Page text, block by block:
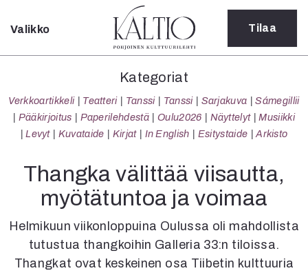
Sulje
Kategoriat
Verkkoartikkeli
Teatteri
Tanssi
Sarjakuva
Sámegillii
Pääkirjoitus
Oulu2026
Näyttelyt
Musiikki
Valikko Tilaa
Kategoriat
Verkkoartikkeli Teatteri Tanssi Tanssi Sarjakuva
Sámegillii
Pääkirjoitus
Paperilehdestä Oulu2026 Näyttelyt
Musiikki
Levyt
Kuvataide Kirjat In English Esitystaide Arkisto
Thangka välittää viisautta,
myötätuntoa ja voimaa
Helmikuun viikonloppuina Oulussa oli mahdollista
tutustua thangkoihin Galleria 33:n tiloissa.
Thangkat ovat keskeinen osa Tiibetin kulttuuria